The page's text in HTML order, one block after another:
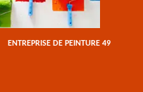
ENTREPRISE DE PEINTURE 49